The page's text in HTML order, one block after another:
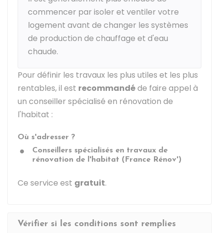
commencer par isoler et ventiler votre
logement avant de changer les systèmes
de production de chauffage et d'eau
chaude.
Pour définir les travaux les plus utiles et les plus
rentables, il est recommandéde faire appel à
un conseiller spécialisé en rénovation de
l'habitat :
Où s'adresser ?
Conseillers spécialisés en travaux de
rénovation de l'habitat (France Rénov')
Ce service est gratuit.
Vérifier si les conditions sont remplies